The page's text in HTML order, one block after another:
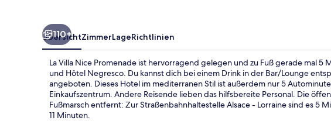
110+
ÜbersichtZimmerLageRichtlinien
La Villa Nice Promenade ist hervorragend gelegen und zu Fuß gerade mal
und Hôtel Negresco. Du kannst dich bei einem Drink in der Bar/Lounge
angeboten. Dieses Hotel im mediterranen Stil ist außerdem nur 5
Einkaufszentrum. Andere Reisende lieben das hilfsbereite Personal. Die
Fußmarsch entfernt: Zur Straßenbahnhaltestelle Alsace - Lorraine sind es 5
11 Minuten.